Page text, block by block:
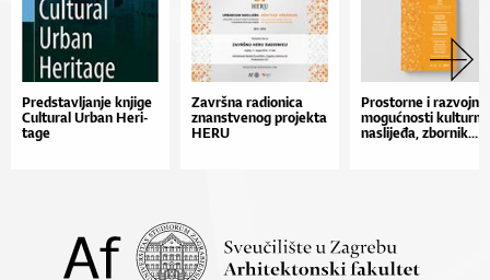
Pred­stav­lja­nje kn­ji­ge
Cul­tu­ral Ur­ban He­ri­
ta­ge
Zav­r­šna ra­di­o­ni­ca
znan­stve­nog pro­jek­ta
HE­RU
Pros­tor­ne i ra­zvoj­ne
mo­gu­ćnos­ti
na­sli­je­đa, zbor­nik...